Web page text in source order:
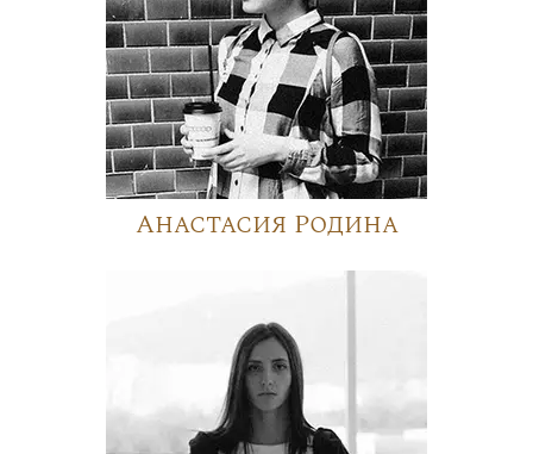
Анастасия Родина